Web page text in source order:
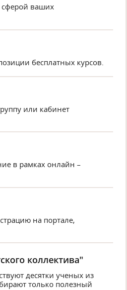
сферой ваших
бесплатных курсов.
или кабинет
в рамках онлайн –
на портале,
коллектива"
десятки ученых из
только полезный